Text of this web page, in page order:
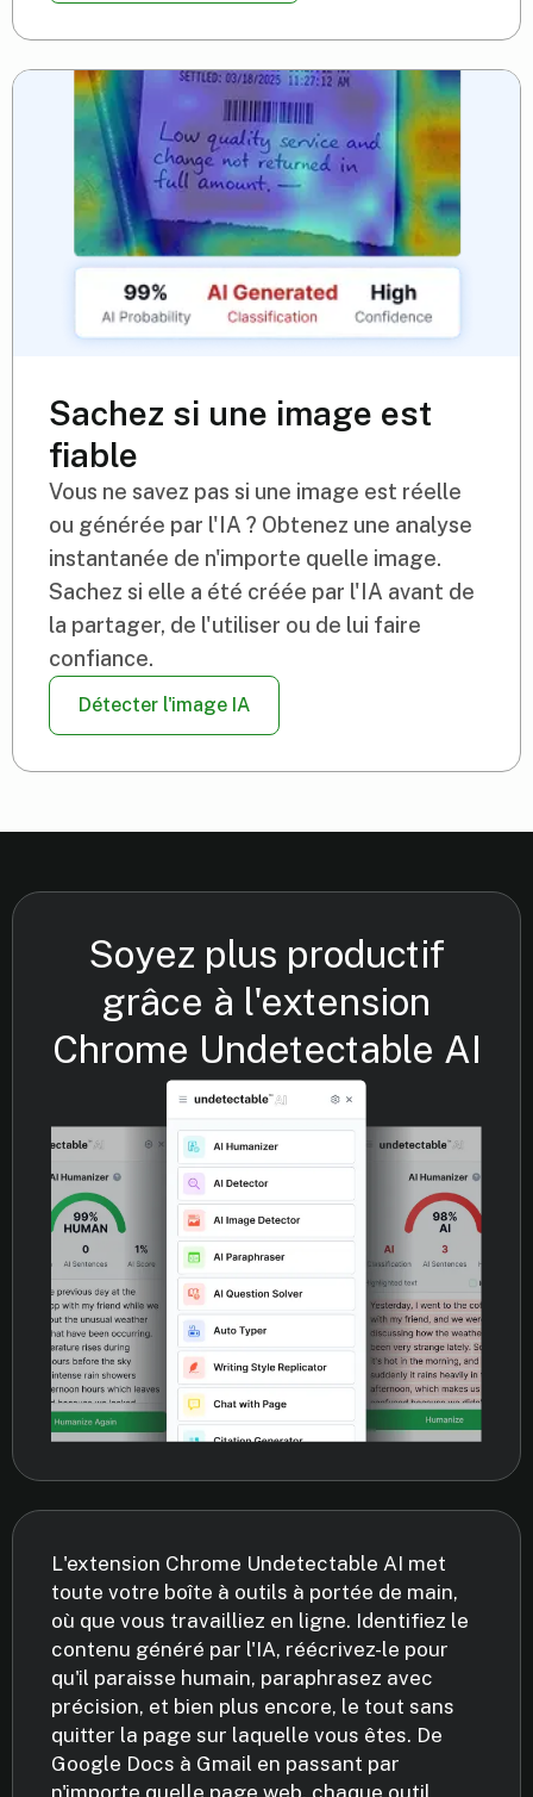
Sachez si une image est
fiable
Vous ne savez pas si une image est réelle
ou générée par l'IA ? Obtenez une analyse
instantanée de n'importe quelle image.
Sachez si elle a été créée par l'IA avant de
la partager, de l'utiliser ou de lui faire
confiance.
Détecter l'image IA
Soyez plus productif
grâce à l'extension
Chrome Undetectable AI
L'extension Chrome Undetectable AI met
toute votre boîte à outils à portée de main,
où que vous travailliez en ligne. Identifiez le
contenu généré par l'IA, réécrivez-le pour
qu'il paraisse humain, paraphrasez avec
précision, et bien plus encore, le tout sans
quitter la page sur laquelle vous êtes. De
Google Docs à Gmail en passant par
n'importe quelle page web, chaque outil